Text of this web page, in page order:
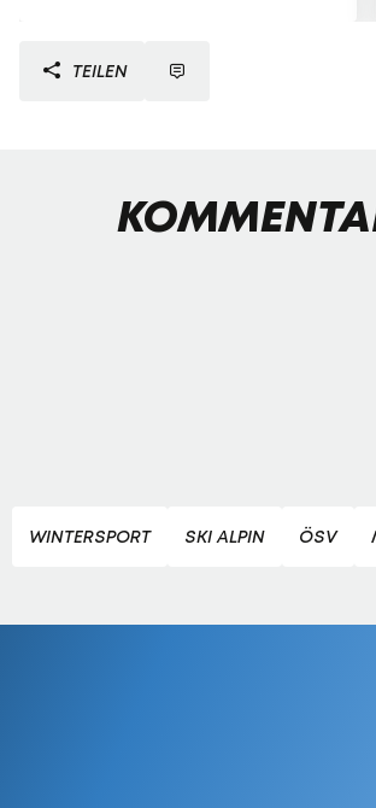
TEILEN
WINTERSPORT SKI ALPIN ÖSV